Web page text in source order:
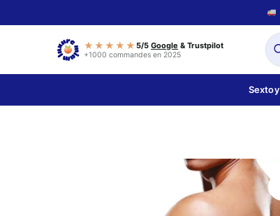
★★★★★5/5Google & Trustpilot
+1000 commandes en 2025
Sextoy